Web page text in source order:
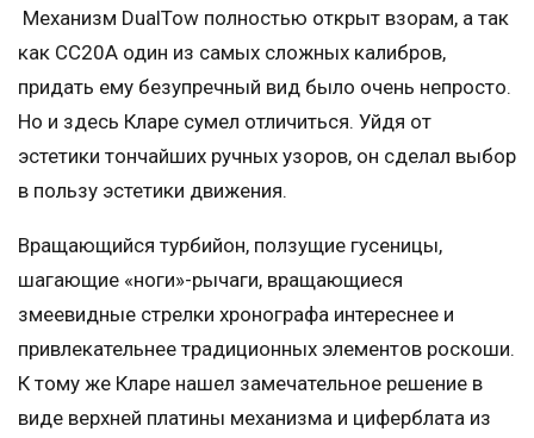
Механизм DualTow полностью открыт взорам, а так
как СС20А один из самых сложных калибров,
придать ему безупречный вид было очень непросто.
Но и здесь Кларе сумел отличиться. Уйдя от
эстетики тончайших ручных узоров, он сделал выбор
в пользу эстетики движения.
Вращающийся турбийон, ползущие гусеницы,
шагающие «ноги»-рычаги, вращающиеся
змеевидные стрелки хронографа интереснее и
привлекательнее традиционных элементов роскоши.
К тому же Кларе нашел замечательное решение в
виде верхней платины механизма и циферблата из